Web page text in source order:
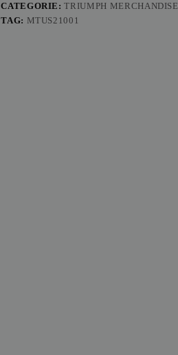
CATEGORIE:TRIUMPH MERCHANDISE
TAG: MTUS21001